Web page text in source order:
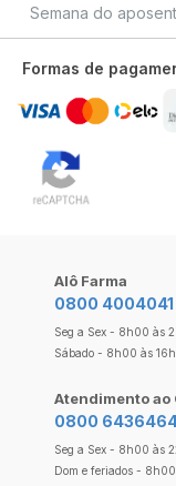
Semana do
Formas de
Alô Farma
0800 4004041
Seg a Sex - 8h00 às
Sábado - 8h00 às
Atendimento ao
0800
Seg a Sex - 8h00 às
Dom e feriados -